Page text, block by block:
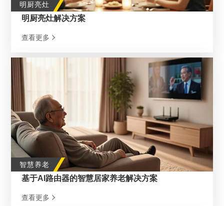
明厨亮灶
明厨亮灶解决方案
查看更多
智慧养老
基于AI路由器的智慧居家养老解决方案
查看更多